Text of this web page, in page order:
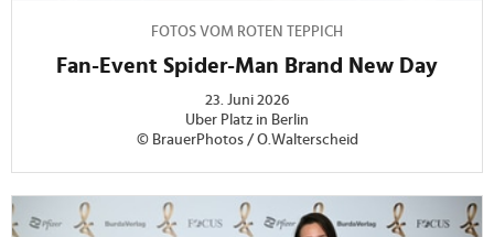
FOTOS VOM ROTEN TEPPICH
Fan-Event Spider-Man Brand New Day
23. Juni 2026
Uber Platz in Berlin
© BrauerPhotos / O.Walterscheid